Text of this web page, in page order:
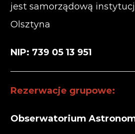
jest samorządową
Olsztyna
NIP: 739 05 13 951
Rezerwacje grupowe:
Obserwatorium